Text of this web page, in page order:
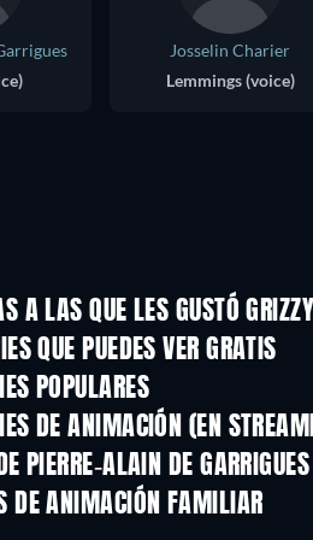
Josselin Charier
Lemmings (voice)
A LAS QUE LES GUSTÓ
TV
QUE PUEDES VER GRATIS
POPULARES
TV
DE ANIMACIÓN (EN
2 Temporada 2
PIERRE-ALAIN DE
TV
DE ANIMACIÓN FAMILIAR